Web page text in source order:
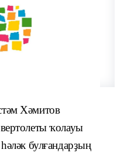
Хәмитов
ҡолауы
булғандарҙың